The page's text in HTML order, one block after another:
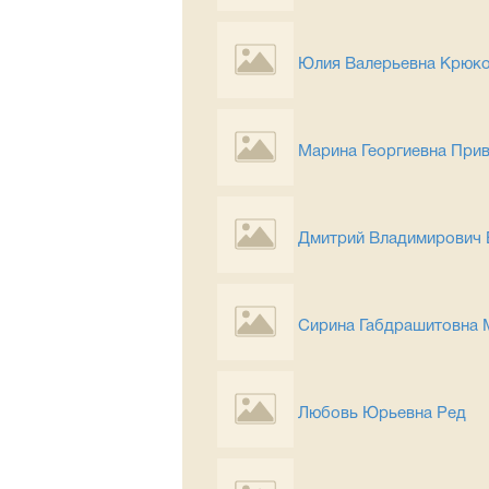
Юлия Валерьевна
Марина Георгиевна
Дмитрий Владимирович
Сирина Габдрашитовна
Любовь Юрьевна Ред